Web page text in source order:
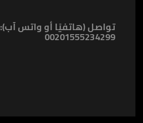
تواصل (هاتفيًا أو واتس آب):
00201555234299